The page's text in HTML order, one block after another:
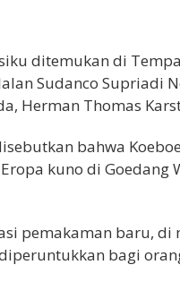
ditemukan di
Sudanco Supriadi
Herman Thomas
bahwa
kuno di Goedang
pemakaman baru, di
bagi